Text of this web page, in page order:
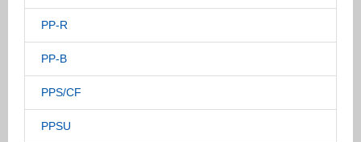
PP-R
PP-B
PPS/CF
PPSU